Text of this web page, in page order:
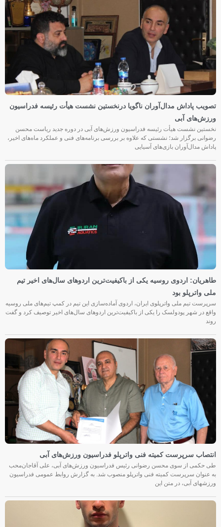
تصویب پاداش مدال‌آوران ناگویا درنخستین نشست هیأت رئیسه فدراسیون
ورزش‌های آبی
نخستین نشست هیأت رئیسه فدراسیون ورزش‌های آبی در دوره جدید ریاست محسن
رضوانی برگزار شد؛ نشستی که علاوه بر بررسی برنامه‌های فنی و عملکرد ماه‌های اخیر،
پاداش مدال‌آوران بازی‌های آسیایی
طاهریان: اردوی روسیه یکی از باکیفیت‌ترین اردوهای سال‌های اخیر تیم
ملی واترپلو بود
سرپرست تیم ملی واترپلوی ایران، اردوی آماده‌سازی این تیم در کمپ تیم‌های ملی روسیه
واقع در شهر پودولسک را یکی از باکیفیت‌ترین اردوهای سال‌های اخیر توصیف کرد و گفت
روند
انتصاب سرپرست کمیته فنی واترپلو فدراسیون ورزش‌های آبی
طی حکمی از سوی محسن رضوانی رئیس فدراسیون ورزش‌های آبی، علی آقاجان‌محب
به عنوان سرپرست کمیته فنی واترپلو منصوب شد. به گزارش روابط عمومی فدراسیون
ورزشهای آبی، در متن این